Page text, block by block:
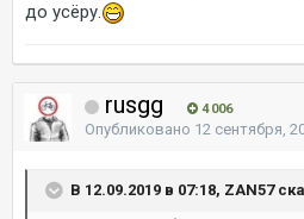
до усёру.
rusgg 4 006
Опубликовано 12 сентября,
В 12.09.2019 в 07:18, ZAN57